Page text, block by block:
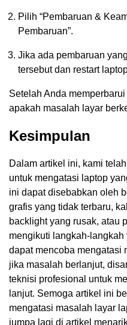
Pilih “Pembaruan &
Pembaruan”.
Jika ada pembaruan
tersebut dan restart
Setelah Anda
apakah masalah layar
Kesimpulan
Dalam artikel ini, kami
untuk mengatasi laptop
ini dapat disebabkan oleh
grafis yang tidak terbaru,
backlight yang rusak, atau
mengikuti langkah-
dapat mencoba mengatasi
jika masalah berlanjut,
teknisi profesional untuk
lanjut. Semoga artikel ini
mengatasi masalah layar
jumpa lagi di artikel